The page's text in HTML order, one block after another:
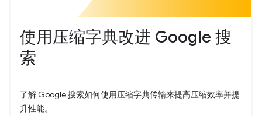
使用压缩字典改进 Google 搜
索
了解 Google 搜索如何使用压缩字典传输来提高压缩效率并提
升性能。